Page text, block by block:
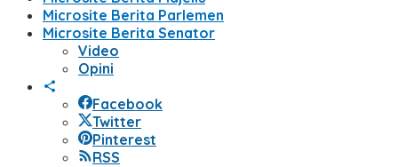
Microsite Berita Parlemen
Microsite Berita Senator
Video
Opini
Facebook
Twitter
Pinterest
RSS